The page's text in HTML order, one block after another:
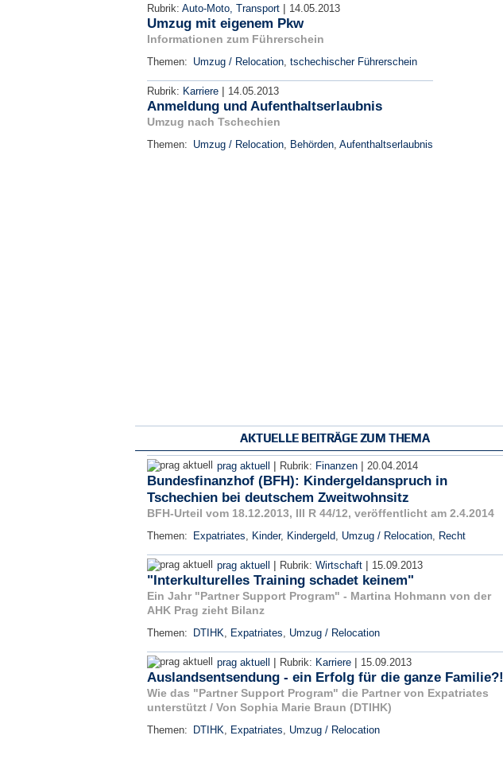
Rubrik: Auto-Moto, Transport | 14.05.2013
Umzug mit eigenem Pkw
Informationen zum Führerschein
Themen: Umzug / Relocation, tschechischer Führerschein
Rubrik: Karriere | 14.05.2013
Anmeldung und Aufenthaltserlaubnis
Umzug nach Tschechien
Themen: Umzug / Relocation, Behörden, Aufenthaltserlaubnis
AKTUELLE BEITRÄGE ZUM THEMA
prag aktuell | Rubrik: Finanzen | 20.04.2014
Bundesfinanzhof (BFH): Kindergeldanspruch in
Tschechien bei deutschem Zweitwohnsitz
BFH-Urteil vom 18.12.2013, III R 44/12, veröffentlicht am 2.4.2014
Themen: Expatriates Kinder, Kindergeld Umzug / Relocation, Recht
prag aktuell | Rubrik: Wirtschaft | 15.09.2013
"Interkulturelles Training schadet keinem"
Ein Jahr "Partner Support Program" - Martina Hohmann von der
AHK Prag zieht Bilanz
Themen: DTIHK Expatriates Umzug / Relocation
prag aktuell | Rubrik: Karriere | 15.09.2013
Auslandsentsendung - ein Erfolg für die ganze Familie?!
Wie das "Partner Support Program" die Partner von Expatriates
unterstützt / Von Sophia Marie Braun (DTIHK)
Themen: DTIHK Expatriates Umzug / Relocation